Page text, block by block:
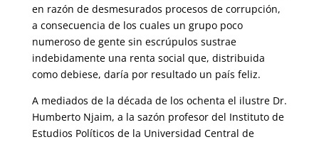
en razón de desmesurados procesos de co­rrupción,
a consecuencia de los cuales un grupo poco
numeroso de gente sin escrúpulos sustrae
indebidamente una renta social que, distribuida
como debiese, daría por resultado un país feliz.
A mediados de la década de los ochenta el ilustre Dr.
Humberto Njaim, a la sazón profesor del Instituto de
Estudios Políticos de la Universidad Central de